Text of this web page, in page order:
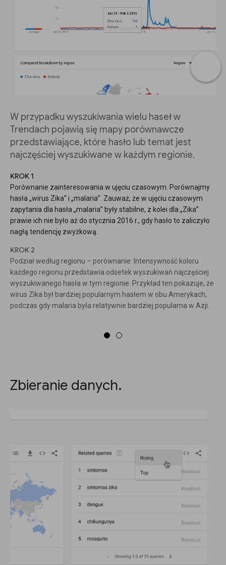
W przypadku wyszukiwania wielu haseł w
Trendach pojawią się mapy porównawcze
przedstawiające, które hasło lub temat jest
najczęściej wyszukiwane w każdym regionie.
KROK 1
Porównanie zainteresowania w ujęciu czasowym. Porównajmy
hasła „wirus Zika” i „malaria”. Zauważ, że w ujęciu czasowym
zapytania dla hasła „malaria” były stabilne, z kolei dla „Zika”
prawie ich nie było aż do stycznia 2016 r., gdy hasło to zaliczyło
nagłą tendencję zwyżkową.
KROK 2
Podział według regionu – porównanie: Intensywność koloru
każdego regionu przedstawia odsetek wyszukiwań najczęściej
wyszukiwanego hasła w tym regionie. Przykład ten pokazuje, że
wirus Zika był bardziej popularnym hasłem w obu Amerykach,
podczas gdy malaria była relatywnie bardziej popularna w Azji.
Zbieranie danych.